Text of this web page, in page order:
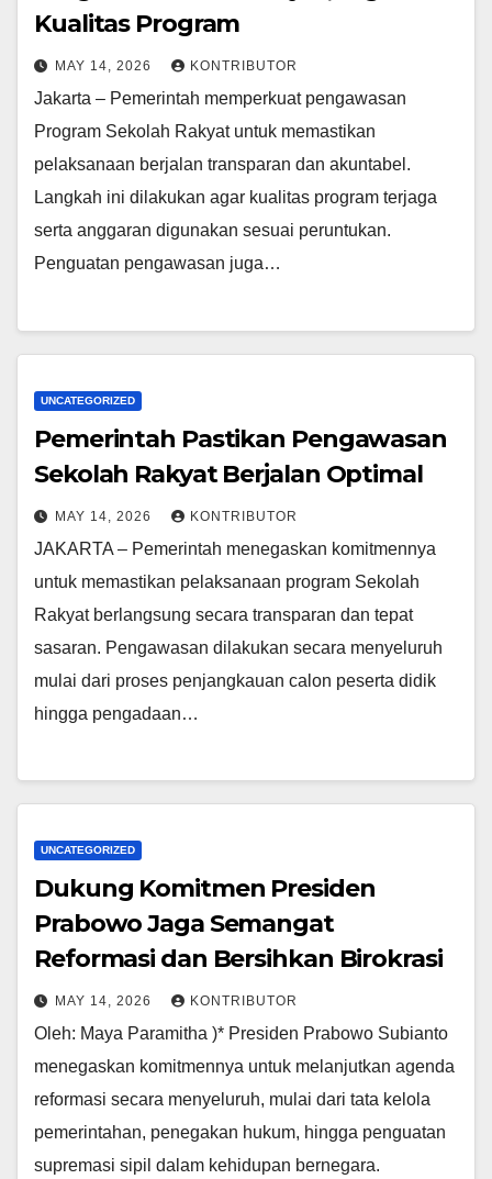
Kualitas Program
MAY 14, 2026 KONTRIBUTOR
Jakarta – Pemerintah memperkuat pengawasan
Program Sekolah Rakyat untuk memastikan
pelaksanaan berjalan transparan dan akuntabel.
Langkah ini dilakukan agar kualitas program terjaga
serta anggaran digunakan sesuai peruntukan.
Penguatan pengawasan juga…
UNCATEGORIZED
Pemerintah Pastikan Pengawasan
Sekolah Rakyat Berjalan Optimal
MAY 14, 2026 KONTRIBUTOR
JAKARTA – Pemerintah menegaskan komitmennya
untuk memastikan pelaksanaan program Sekolah
Rakyat berlangsung secara transparan dan tepat
sasaran. Pengawasan dilakukan secara menyeluruh
mulai dari proses penjangkauan calon peserta didik
hingga pengadaan…
UNCATEGORIZED
Dukung Komitmen Presiden
Prabowo Jaga Semangat
Reformasi dan Bersihkan Birokrasi
MAY 14, 2026 KONTRIBUTOR
Oleh: Maya Paramitha )* Presiden Prabowo Subianto
menegaskan komitmennya untuk melanjutkan agenda
reformasi secara menyeluruh, mulai dari tata kelola
pemerintahan, penegakan hukum, hingga penguatan
supremasi sipil dalam kehidupan bernegara.